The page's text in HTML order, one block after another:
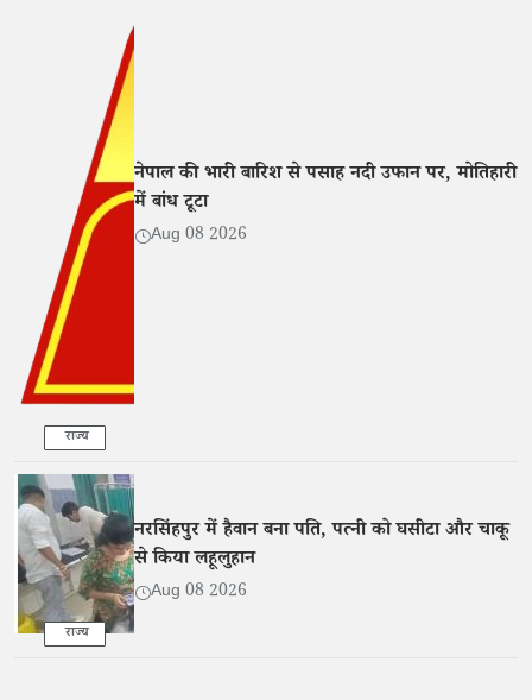
राज्य
नेपाल की भारी बारिश से पसाह नदी उफान पर, मोतिहारी
में बांध टूटा
Aug 08 2026
राज्य
नरसिंहपुर में हैवान बना पति, पत्नी को घसीटा और चाकू
से किया लहूलुहान
Aug 08 2026